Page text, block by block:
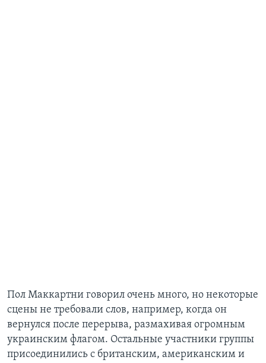
Пол Маккартни говорил очень много, но некоторые
сцены не требовали слов, например, когда он
вернулся после перерыва, размахивая огромным
украинским флагом. Остальные участники группы
присоединились с британским, американским и